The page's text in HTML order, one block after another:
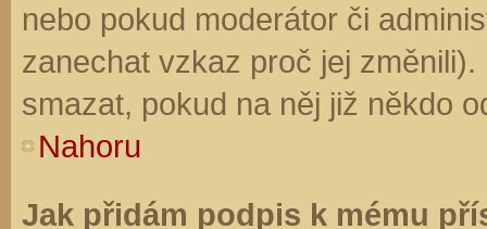
nebo pokud moderátor či
zanechat vzkaz proč jej
smazat, pokud na něj již někdo
Nahoru
Jak přidám podpis k mému